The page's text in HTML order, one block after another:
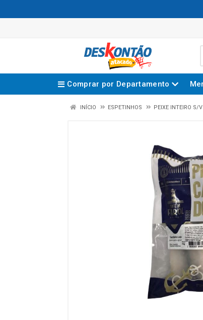
Comprar por Departamento
INÍCIO ESPETINHOS PEIXE INTEIRO S/